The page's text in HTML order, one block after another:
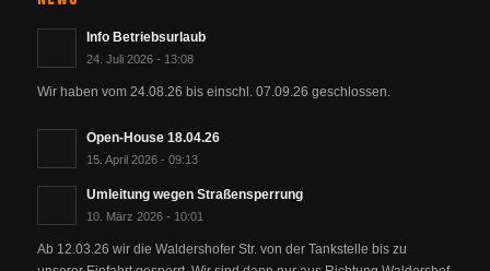
Info Betriebsurlaub
24. Juli 2026 - 13:08
Wir haben vom 24.08.26 bis einschl. 07.09.26 geschlossen.
Open-House 18.04.26
15. April 2026 - 09:13
Umleitung wegen Straßensperrung
10. März 2026 - 10:01
Ab 12.03.26 wir die Waldershofer Str. von der Tankstelle bis zu